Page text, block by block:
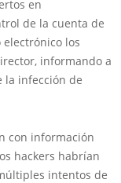
en
de la cuenta de
electrónico los
informando a
la infección de
con información
hackers habrían
intentos de